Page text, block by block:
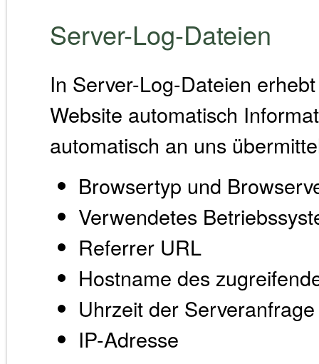
Server-Log-Dateien
In Server-Log-Dateien
Website automatisch
automatisch an uns
Browsertyp und
Verwendetes
Referrer URL
Hostname des
Uhrzeit der Serveranfrage
IP-Adresse